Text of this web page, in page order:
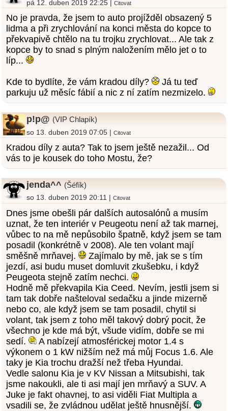
pá 12. duben 2019 22:25 |Citovat
No je pravda, že jsem to auto projížděl obsazený 5
lidma a při zrychlování na konci města do kopce to
překvapivě chtělo na tu trojku zrychlovat... Ale tak z
kopce by to snad s plným naložením mělo jet o to
líp...
Kde to bydlíte, že vám kradou díly?
Já tu teď
parkuju už měsíc fábií a nic z ní zatím nezmizelo.
p!p@ (VIP Chlapík)
so 13. duben 2019 07:05 |Citovat
Kradou díly z auta? Tak to jsem ještě nezažil... Od
vás to je kousek do toho Mostu, že?
jenda^^ (Šéfík)
so 13. duben 2019 20:11 |Citovat
Dnes jsme obešli pár dalších autosalónů a musím
uznat, že ten interiér v Peugeotu není až tak marnej,
vůbec to na mě nepůsobilo špatně, když jsem se tam
posadil (konkrétně v 2008). Ale ten volant mají
směšně mrňavej.
Zajímalo by mě, jak se s tím
jezdí, asi budu muset domluvit zkušebku, i když
Peugeota stejně zatím nechci.
Hodně mě překvapila Kia Ceed. Nevím, jestli jsem si
tam tak dobře našteloval sedačku a jinde mizerně
nebo co, ale když jsem se tam posadil, chytil si
volant, tak jsem z toho měl takový dobrý pocit, že
všechno je kde má být, všude vidím, dobře se mi
sedí.
A nabízejí atmosférickej motor 1.4 s
výkonem o 1 kW nižším než má můj Focus 1.6. Ale
taky je Kia trochu dražší než třeba Hyundai.
Vedle salonu Kia je v KV Nissan a Mitsubishi, tak
jsme nakoukli, ale ti asi mají jen mrňavý a SUV. A
Juke je fakt ohavnej, to asi viděli Fiat Multipla a
vsadili se, že zvládnou udělat ještě hnusnější.